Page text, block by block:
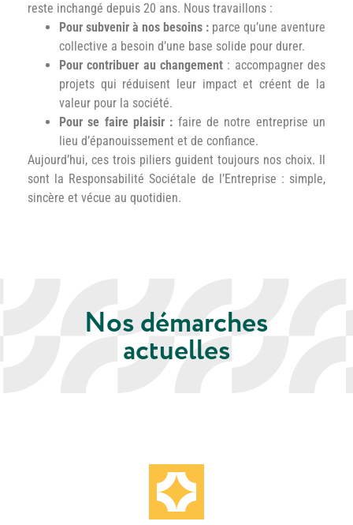
reste inchangé depuis 20 ans. Nous travaillons :
Pour subvenir à nos besoins : parce qu’une aventure
collective a besoin d’une base solide pour durer.
Pour contribuer au changement : accompagner des
projets qui réduisent leur impact et créent de la
valeur pour la société.
Pour se faire plaisir : faire de notre entreprise un
lieu d’épanouissement et de confiance.
Aujourd’hui, ces trois piliers guident toujours nos choix. Il
sont la Responsabilité Sociétale de l’Entreprise : simple,
sincère et vécue au quotidien.
Nos démarches
actuelles